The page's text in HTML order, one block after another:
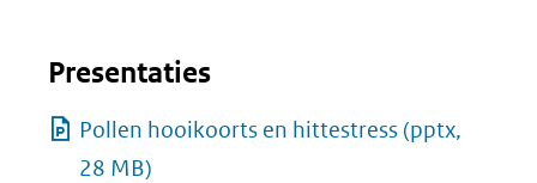
Presentaties
Pollen hooikoorts en hittestress (pptx,
28 MB)